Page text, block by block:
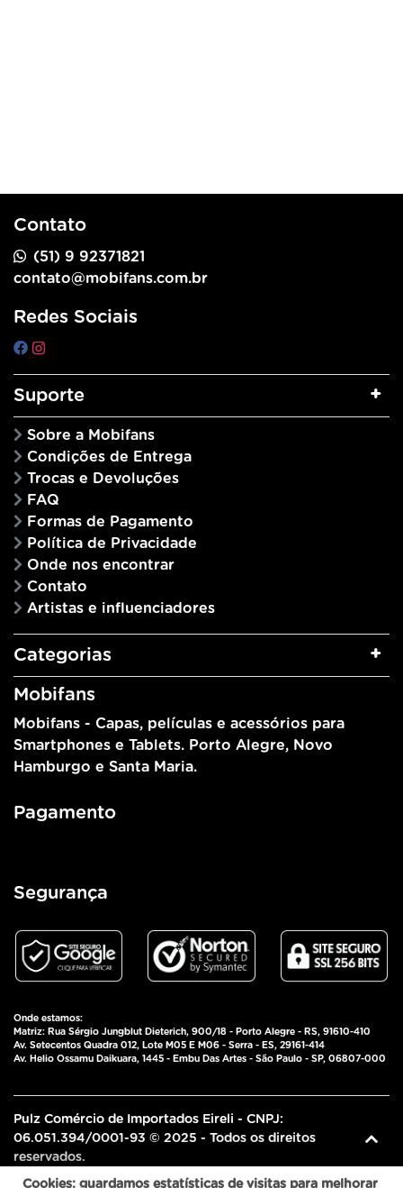
Contato
(51) 9 92371821
contato@mobifans.com.br
Redes Sociais
Suporte
Sobre a Mobifans
Condições de Entrega
Trocas e Devoluções
FAQ
Formas de Pagamento
Política de Privacidade
Onde nos encontrar
Contato
Artistas e influenciadores
Categorias
Mobifans
Mobifans - Capas, películas e acessórios para
Smartphones e Tablets. Porto Alegre, Novo
Hamburgo e Santa Maria.
Pagamento
Segurança
Onde estamos:
Matriz: Rua Sérgio Jungblut Dieterich, 900/18 - Porto Alegre - RS, 91610-410
Av. Setecentos Quadra 012, Lote M05 E M06 - Serra - ES, 29161-414
Av. Helio Ossamu Daikuara, 1445 - Embu Das Artes - São Paulo - SP, 06807-000
Pulz Comércio de Importados Eireli - CNPJ:
06.051.394/0001-93 © 2025 - Todos os direitos
reservados.
Cookies: guardamos estatísticas de visitas para melhorar